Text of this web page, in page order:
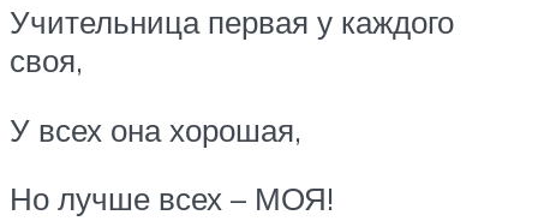
Учительница первая у каждого
своя,
У всех она хорошая,
Но лучше всех – МОЯ!